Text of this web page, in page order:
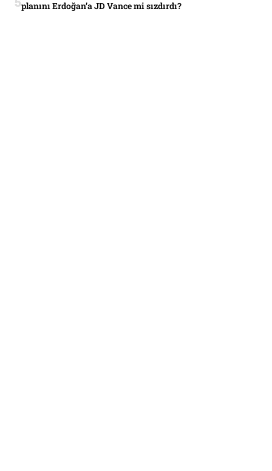
planını Erdoğan’a JD Vance mi sızdırdı?